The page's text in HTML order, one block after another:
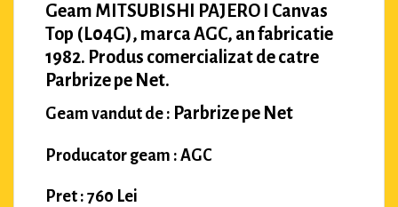
Geam MITSUBISHI PAJERO I Canvas
Top (L04G), marca AGC, an fabricatie
1982. Produs comercializat de catre
Parbrize pe Net.
Geam vandut de : Parbrize pe Net
Producator geam : AGC
Pret : 760 Lei